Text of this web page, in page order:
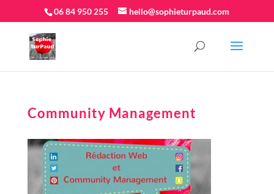
06 84 950 255 hello@sophieturpaud.com
Community Management